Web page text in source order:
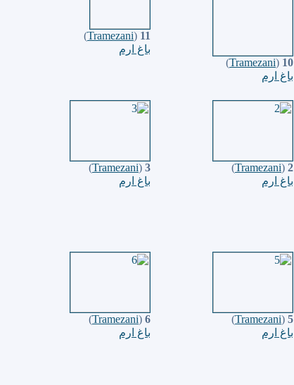
10
(
Tramezani
)
باغ ارم
11
(
Tramezani
)
باغ ارم
2
(
Tramezani
)
باغ ارم
3
(
Tramezani
)
باغ ارم
5
(
Tramezani
)
باغ ارم
6
(
Tramezani
)
باغ ارم